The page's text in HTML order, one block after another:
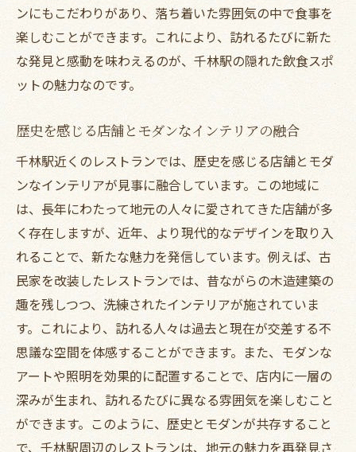
スタッフの心遣いに癒されるひととき
温かみのあるサービスと一緒に楽しむラン
チ
アットホームな雰囲気で迎えてくれるお店
来店者を楽しませるサプライズ演出
ン
千林駅付近のレストランで味わうリラックスタ
イム
自然光が差し込む開放的な空間で過ごす時
間
ゆったりとしたソファ席でのランチタイム
心地よい風が吹き抜けるテラス席の魅力
本を片手に楽しむ静かなランチ
隠れ家レストランでのゆったりブランチ
午後のひとときを彩るスイーツタイム
ンにもこだわりがあり、落ち着いた雰囲気の中で食事を
楽しむことができます。これにより、訪れるたびに新た
な発見と感動を味わえるのが、千林駅の隠れた飲食スポ
ットの魅力なのです。
歴史を感じる店舗とモダンなインテリアの融合
千林駅近くのレストランでは、歴史を感じる店舗とモダ
ンなインテリアが見事に融合しています。この地域に
は、長年にわたって地元の人々に愛されてきた店舗が多
く存在しますが、近年、より現代的なデザインを取り入
れることで、新たな魅力を発信しています。例えば、古
民家を改装したレストランでは、昔ながらの木造建築の
趣を残しつつ、洗練されたインテリアが施されていま
す。これにより、訪れる人々は過去と現在が交差する不
思議な空間を体感することができます。また、モダンな
アートや照明を効果的に配置することで、店内に一層の
深みが生まれ、訪れるたびに異なる雰囲気を楽しむこと
ができます。このように、歴史とモダンが共存すること
で、千林駅周辺のレストランは、地元の魅力を再発見さ